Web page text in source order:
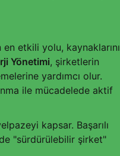
etkili yolu, kaynaklarını
Yönetimi, şirketlerin
yardımcı olur.
ile mücadelede aktif
kapsar. Başarılı
"sürdürülebilir şirket"